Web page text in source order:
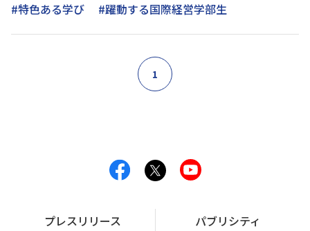
#特色ある学び
#躍動する国際経営学部生
1
プレスリリース パブリシティ